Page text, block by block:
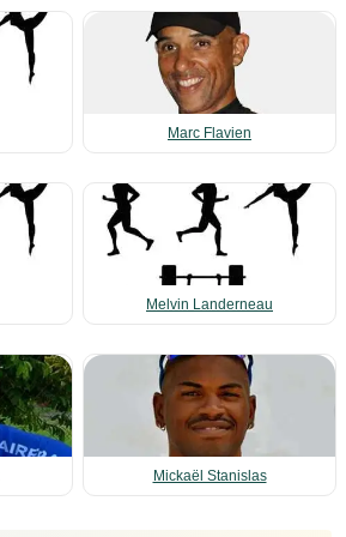
Marc Flavien
Melvin Landerneau
Mickaël Stanislas